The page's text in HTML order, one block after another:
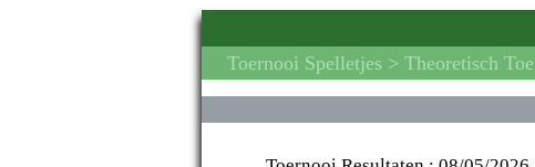
Toernooi Spelletjes > Theoretisch